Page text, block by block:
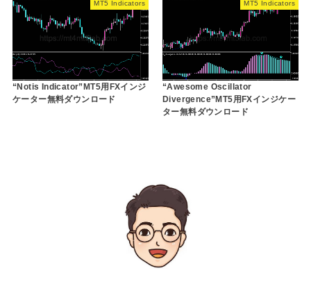
MT5 Indicators
“Notis Indicator”MT5用FXインジ
ケーター無料ダウンロード
MT5 Indicators
“Awesome Oscillator
Divergence”MT5用FXインジケー
ター無料ダウンロード